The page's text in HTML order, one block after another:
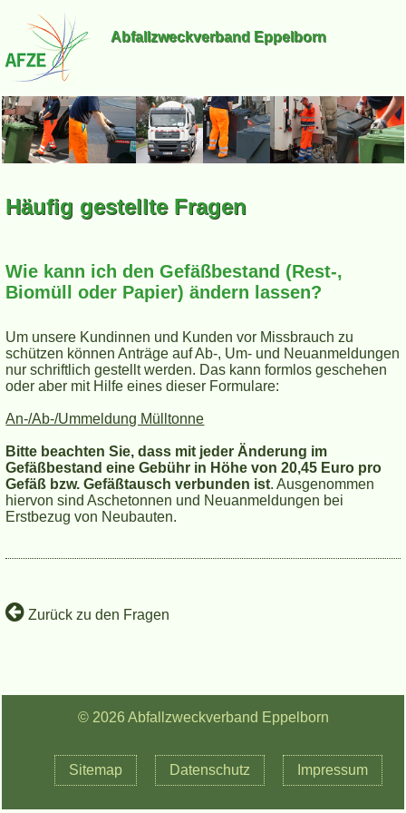
Abfallzweckverband Eppelborn
Häufig gestellte Fragen
Wie kann ich den Gefäßbestand (Rest-,
Biomüll oder Papier) ändern lassen?
Um unsere Kundinnen und Kunden vor Missbrauch zu
schützen können Anträge auf Ab-, Um- und Neuanmeldungen
nur schriftlich gestellt werden. Das kann formlos geschehen
oder aber mit Hilfe eines dieser Formulare:
An-/Ab-/Ummeldung Mülltonne
Bitte beachten Sie, dass mit jeder Änderung im
Gefäßbestand eine Gebühr in Höhe von 20,45 Euro pro
Gefäß bzw. Gefäßtausch verbunden ist. Ausgenommen
hiervon sind Aschetonnen und Neuanmeldungen bei
Erstbezug von Neubauten.
Zurück zu den Fragen
© 2026 Abfallzweckverband Eppelborn
Navigation
überspringen
Impressum
Datenschutz
Sitemap